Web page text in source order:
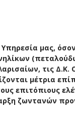
μας,
τις
μέτρια
επιτόπιους
ζωντανών